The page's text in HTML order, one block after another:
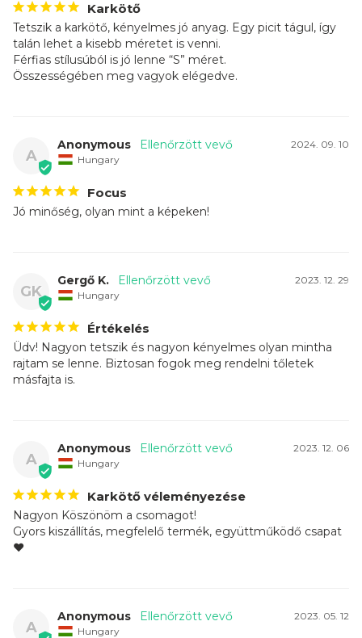
Karkötő
Tetszik a karkötő, kényelmes jó anyag. Egy picit tágul, így
talán lehet a kisebb méretet is venni.
Férfias stílusúból is jó lenne “S” méret.
Összességében meg vagyok elégedve.
A
2024. 09. 10
Anonymous
Hungary
Focus
Jó minőség, olyan mint a képeken!
GK
2023. 12. 29
Gergő K.
Hungary
Üdv! Nagyon tetszik és nagyon kényelmes olyan mintha
rajtam se lenne. Biztosan fogok meg rendelni tőletek
másfajta is.
A
2023. 12. 06
Anonymous
Hungary
Karkötő véleményezése
Nagyon Köszönöm a csomagot!
Gyors kiszállítás, megfelelő termék, együttműködő csapat
❤️
A
2023. 05. 12
Anonymous
Hungary